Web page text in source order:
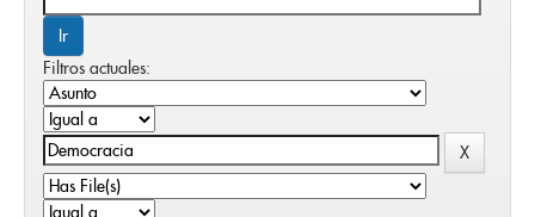
Filtros actuales: